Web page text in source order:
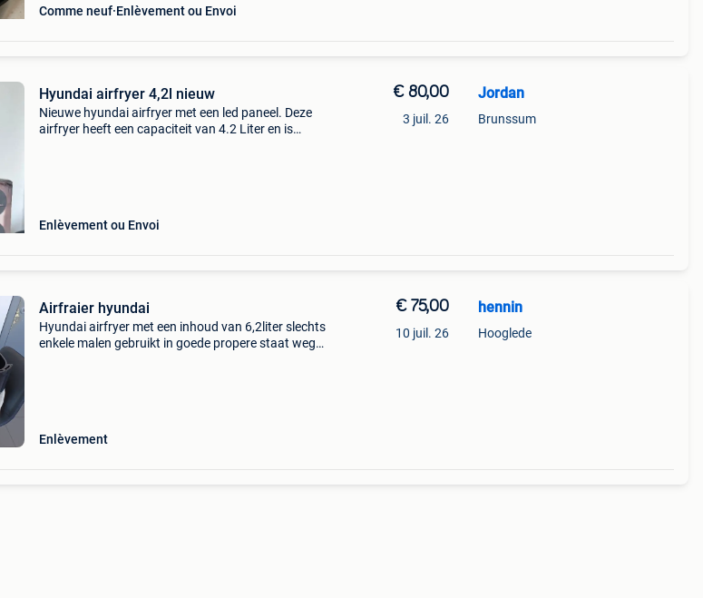
Comme neuf Enlèvement ou Envoi
Hyundai airfryer 4,2l nieuw
Nieuwe hyundai airfryer met een led paneel. Deze
airfryer heeft een capaciteit van 4.2 Liter en is
Enlèvement ou Envoi
€ 80,00
3 juil. 26
Jordan
Brunssum
Airfraier hyundai
Hyundai airfryer met een inhoud van 6,2liter slechts
enkele malen gebruikt in goede propere staat weg
Enlèvement
€ 75,00
10 juil. 26
hennin
Hooglede